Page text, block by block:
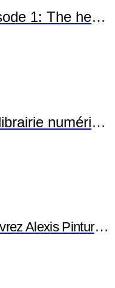
heroes are back
numérique !
Alexis Pinturault !